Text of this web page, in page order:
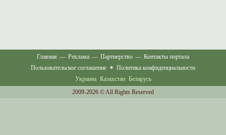
Главная — Реклама — Партнерство — Контакты портала
Пользовательское соглашение ✶ Политика конфиденциальности
Украина Казахстан Беларусь
2009-2026 © All Rights Reserved